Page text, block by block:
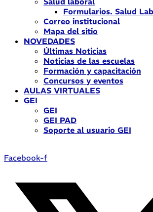
Formularios. Salud
Correo institucional
Mapa del sitio
NOVEDADES
Últimas Noticias
Noticias de las escuelas
Formación y capacitación
Concursos y eventos
AULAS VIRTUALES
GEI
GEI
GEI PAD
Soporte al usuario GEI
Facebook-f